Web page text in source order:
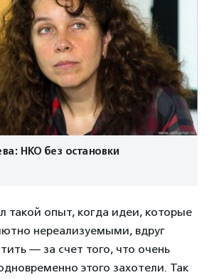
НКО без остановки
такой опыт, когда идеи, которые
нереализуемыми, вдруг
— за счет того, что очень
этого захотели. Так